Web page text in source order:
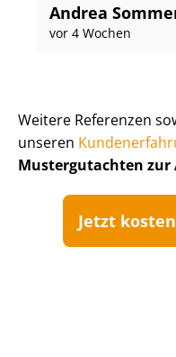
Andrea
vor 4 Wochen
Weitere Referenzen
unseren
Mustergutachten zur
Jetzt